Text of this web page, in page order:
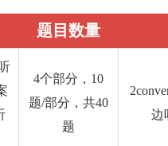
题目数量
4个部分，10
题/部分，共40
题
边